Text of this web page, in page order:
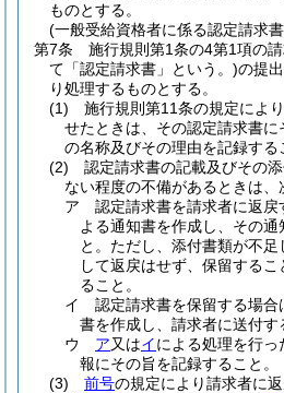
ものとする。
(一般受給資格者に係る認定請求
第7条
施行規則第1条の4第1項の
て「認定請求書」という。)の提
り処理するものとする。
(1)
施行規則第11条の規定によ
せたときは、その認定請求書
の名称及びその理由を記録する
(2)
認定請求書の記載及びその
ない程度の不備があるときは、
ア
認定請求書を請求者に返戻
よる通知書を作成し、その通
と。 ただし、添付書類が不足
して返戻はせず、保留するこ
ること。
イ
認定請求書を保留する場合
書を作成し、請求者に送付す
ウ
ア又はイによる処理を行
報にその旨を記録すること。
(3)
前号の規定により請求者に